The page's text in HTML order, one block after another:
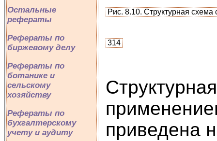
Остальные
рефераты
Рефераты по
биржевому делу
Рефераты по
ботанике и
сельскому
хозяйству
Рефераты по
бухгалтерскому
учету и аудиту
Рис. 8.10. Структурная
314
приведена